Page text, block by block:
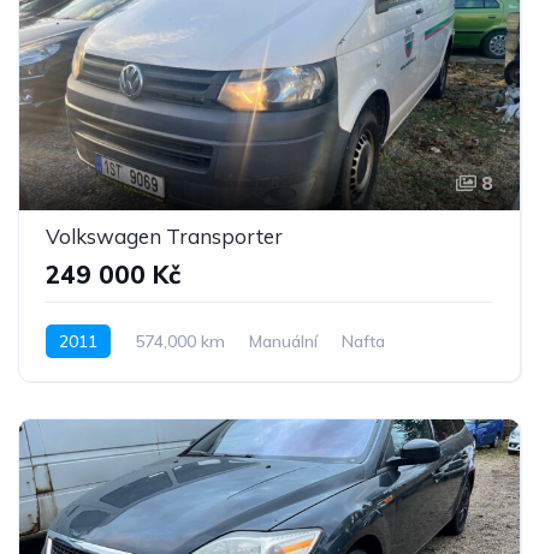
8
Volkswagen Transporter
249 000 Kč
2011 574,000 km Manuální
Nafta